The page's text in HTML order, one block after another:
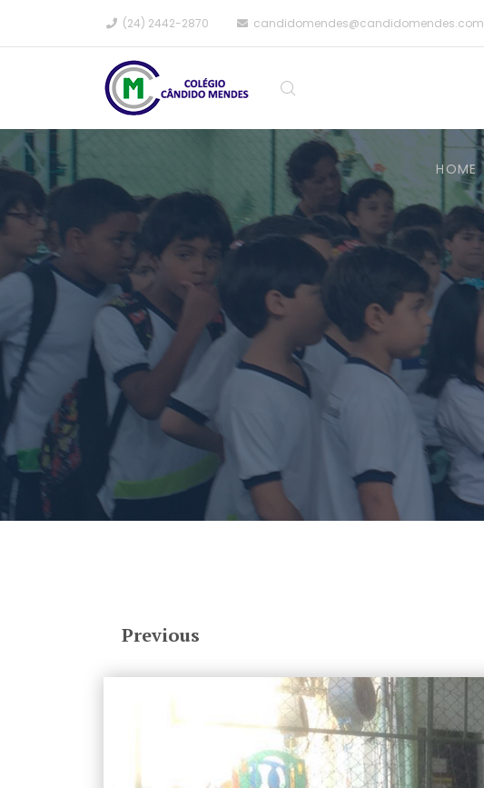
(24) 2442-2870 candidomendes@candidomendes.com
HOME
Previous